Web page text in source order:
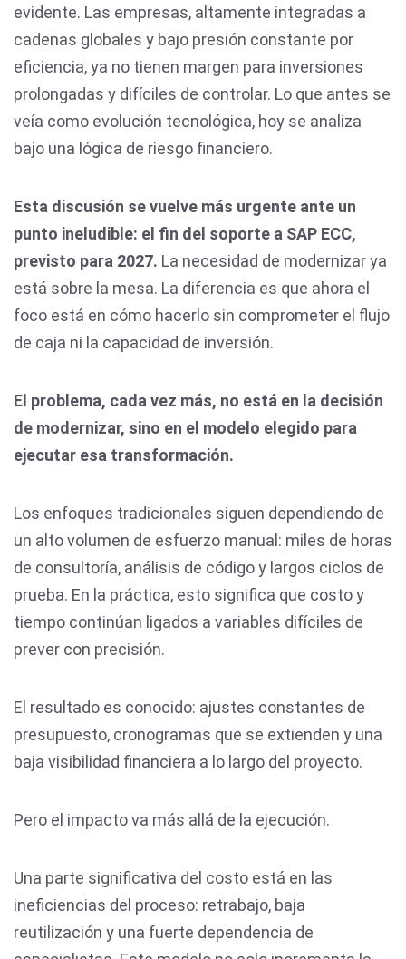
evidente. Las empresas, altamente integradas a
cadenas globales y bajo presión constante por
eficiencia, ya no tienen margen para inversiones
prolongadas y difíciles de controlar. Lo que antes se
veía como evolución tecnológica, hoy se analiza
bajo una lógica de riesgo financiero.
Esta discusión se vuelve más urgente ante un
punto ineludible: el fin del soporte a SAP ECC,
previsto para 2027. La necesidad de modernizar ya
está sobre la mesa. La diferencia es que ahora el
foco está en cómo hacerlo sin comprometer el flujo
de caja ni la capacidad de inversión.
El problema, cada vez más, no está en la decisión
de modernizar, sino en el modelo elegido para
ejecutar esa transformación.
Los enfoques tradicionales siguen dependiendo de
un alto volumen de esfuerzo manual: miles de horas
de consultoría, análisis de código y largos ciclos de
prueba. En la práctica, esto significa que costo y
tiempo continúan ligados a variables difíciles de
prever con precisión.
El resultado es conocido: ajustes constantes de
presupuesto, cronogramas que se extienden y una
baja visibilidad financiera a lo largo del proyecto.
Pero el impacto va más allá de la ejecución.
Una parte significativa del costo está en las
ineficiencias del proceso: retrabajo, baja
reutilización y una fuerte dependencia de